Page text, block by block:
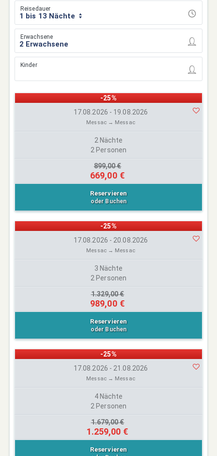
Reisedauer
1 bis 13 Nächte
Erwachsene
Kinder
-25%
17.08.2026 - 19.08.2026
Messac → Messac
2 Nächte
2 Personen
899,00 €
669,00 €
Reservieren
oder Buchen
-25%
17.08.2026 - 20.08.2026
Messac → Messac
3 Nächte
2 Personen
1.329,00 €
989,00 €
Reservieren
oder Buchen
-25%
17.08.2026 - 21.08.2026
Messac → Messac
4 Nächte
2 Personen
1.679,00 €
1.259,00 €
Reservieren